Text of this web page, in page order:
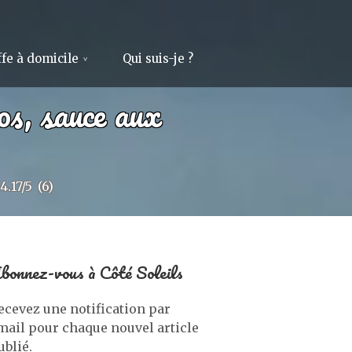
à domicile Qui suis-je ?
sauce aux
4.17/5 (6)
vous à Côté Soleils
une notification par
pour chaque nouvel article